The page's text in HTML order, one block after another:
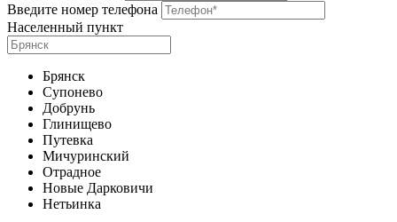
Введите номер телефона
Населенный пункт
Брянск
Супонево
Добрунь
Глинищево
Путевка
Мичуринский
Отрадное
Новые Дарковичи
Нетьинка